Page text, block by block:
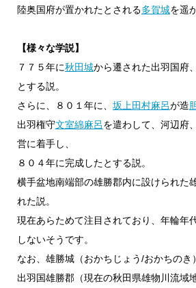
陸奥国府が置かれたとされる多賀城を遥
【様々な学説】
７７５年に秋田城から遷された出羽国府
とする説。
さらに、８０１年に、 坂上田村麻呂が造
出羽権守文室綿麻呂を遣わして、河辺府
営に着手し、
８０４年に完成したとする説。
横手盆地南端部の雄勝郡内に設けられた
れた説。
現在あらためて注目されており、年輪年
しないそうです。
なお、雄勝城（おかちじょう/おかちのき
出羽国雄勝郡（現在の秋田県雄物川流域